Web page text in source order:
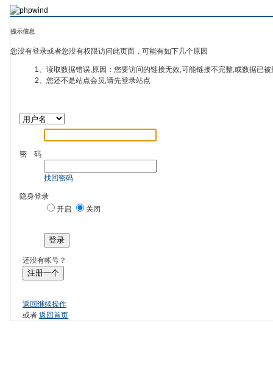
提示信息
您没有登录或者您没有权限访问此页面，可能有如下几个原因
1、读取数据错误,原因：您要访问的链接无效,可能链接不完整,或数据已
2、您还不是站点会员,请先登录站点
密 码
找回密码
隐身登录
开启
关闭
登录
还没有帐号？
注册一个
返回继续操作
或者返回首页